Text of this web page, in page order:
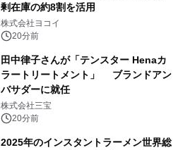
剰在庫の約8割を活用
株式会社ヨコイ
20分前
田中律子さんが「テンスター Henaカ
ラートリートメント」 ブランドアン
バサダーに就任
株式会社三宝
20分前
2025年のインスタントラーメン世界総